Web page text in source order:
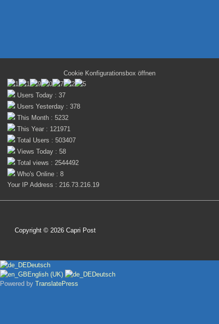
Cookie Konfigurationsbox öffnen
Users Today : 37
Users Yesterday : 378
This Month : 5232
This Year : 121971
Total Users : 503407
Views Today : 58
Total views : 2544492
Who's Online : 8
Your IP Address : 216.73.216.19
Copyright © 2026 Capri Post
Deutsch
English (UK)
Deutsch
Powered by TranslatePress